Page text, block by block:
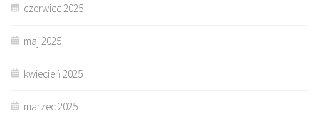
czerwiec 2025
maj 2025
kwiecień 2025
marzec 2025